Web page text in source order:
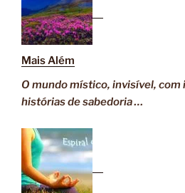
Mais Além
O mundo místico, invisível, com
histórias de sabedoria …